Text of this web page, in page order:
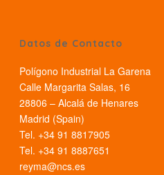
Datos de Contacto
Polígono Industrial La Garena
Calle Margarita Salas, 16
28806 – Alcalá de Henares
Madrid (Spain)
Tel. +34 91 8817905
Tel. +34 91 8887651
reyma@ncs.es